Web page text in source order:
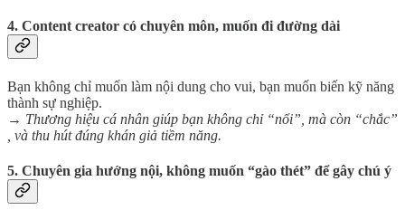
4. Content creator có chuyên môn, muốn đi đường dài
Bạn không chỉ muốn làm nội dung cho vui, bạn muốn biến kỹ năng
thành sự nghiệp.
→ Thương hiệu cá nhân giúp bạn không chỉ “nổi”, mà còn “chắc”
, và thu hút đúng khán giả tiềm năng.
5. Chuyên gia hướng nội, không muốn “gào thét” để gây chú ý